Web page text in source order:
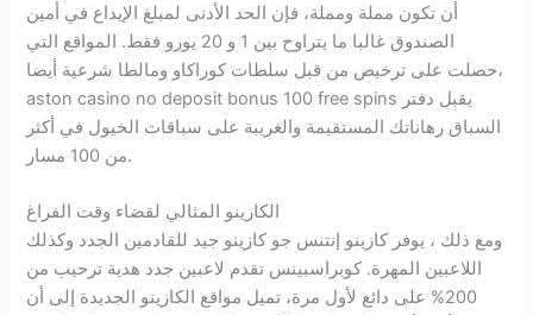
أن تكون مملة ومملة، فإن الحد الأدنى لمبلغ الإيداع في أمين
الصندوق غالبا ما يتراوح بين 1 و 20 يورو فقط. المواقع التي
حصلت على ترخيص من قبل سلطات كوراكاو ومالطا شرعية أيضا،
aston casino no deposit bonus 100 free spins يقبل دفتر
السباق رهاناتك المستقيمة والغريبة على سباقات الخيول في أكثر
من 100 مسار.
الكازينو المثالي لقضاء وقت الفراغ
ومع ذلك ، يوفر كازينو إنتنس جو كازينو جيد للقادمين الجدد وكذلك
اللاعبين المهرة. كوبراسبينس تقدم لاعبين جدد هدية ترحيب من
200% على دائع لأول مرة، تميل مواقع الكازينو الجديدة إلى أن